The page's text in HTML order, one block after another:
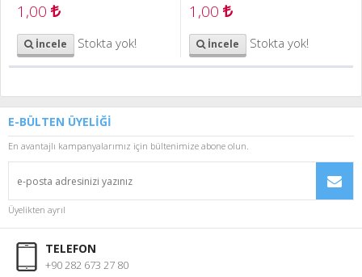
1,00
İncele Stokta yok!
1,00
İncele Stokta yok!
E-BÜLTEN ÜYELİĞİ
En avantajlı kampanyalarımız için bültenimize abone olun.
Üyelikten ayrıl
TELEFON
+90 282 673 27 80